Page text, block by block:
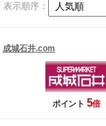
表示順序：
成城石井.com
ポイント 5倍